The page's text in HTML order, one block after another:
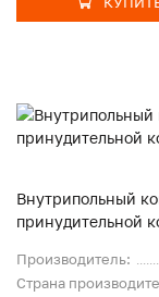
Внутрипольный
принудительной
Производитель:
Страна